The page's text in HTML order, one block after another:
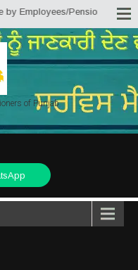
Pensioners of
of Punjab